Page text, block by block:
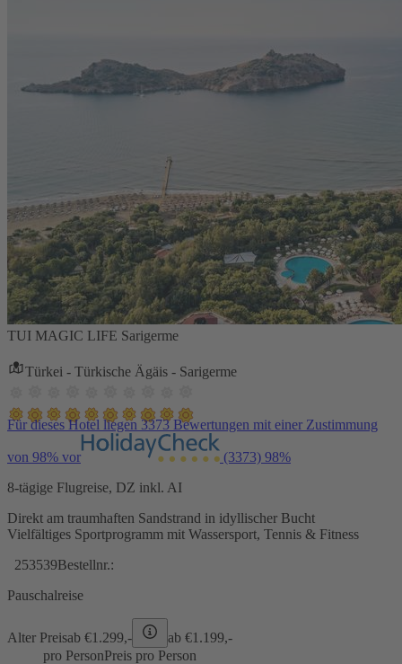
TUI MAGIC LIFE Sarigerme
Türkei - Türkische Ägäis - Sarigerme
Für dieses Hotel liegen 3373 Bewertungen mit einer Zustimmung
von 98% vor (3373) 98%
8-tägige Flugreise, DZ inkl. AI
Direkt am traumhaften Sandstrand in idyllischer Bucht
Vielfältiges Sportprogramm mit Wassersport, Tennis & Fitness
253539Bestellnr.:
Pauschalreise
Alter Preisab €1.299,- ab €1.199,-
pro PersonPreis pro Person